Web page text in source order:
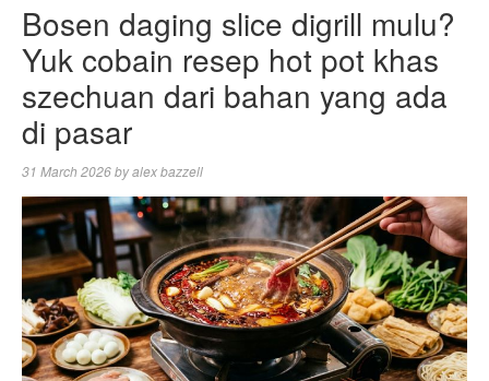
Bosen daging slice digrill mulu?
Yuk cobain resep hot pot khas
szechuan dari bahan yang ada
di pasar
31 March 2026byalex bazzell